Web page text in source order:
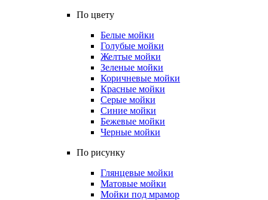
По цвету
Белые мойки
Голубые мойки
Желтые мойки
Зеленые мойки
Коричневые мойки
Красные мойки
Серые мойки
Синие мойки
Бежевые мойки
Черные мойки
По рисунку
Глянцевые мойки
Матовые мойки
Мойки под мрамор